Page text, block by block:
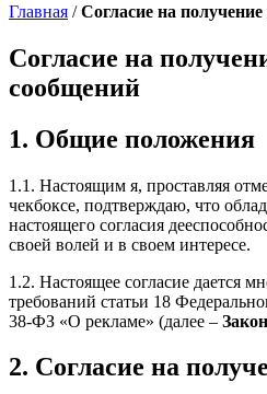
Главная /Согласие на
Согласие на
сообщений
1. Общие положения
1.1. Настоящим я, проставляя
чекбоксе, подтверждаю, что
настоящего согласия
своей волей и в своем интересе.
1.2. Настоящее согласие дается
требований статьи 18
38-ФЗ «О рекламе» (далее –
2. Согласие на